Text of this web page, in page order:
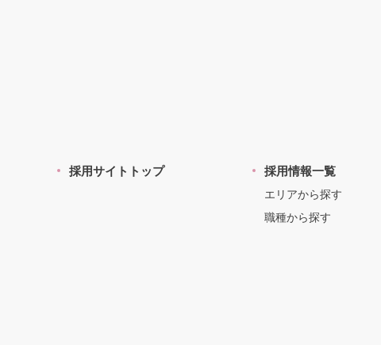
採用サイトトップ 採用情報一覧
エリアから探す
職種から探す